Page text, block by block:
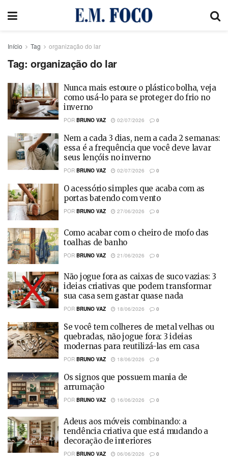
Início Tag organização do lar
Tag: organização do lar
Nunca mais estoure o plástico bolha, veja
como usá-lo para se proteger do frio no
inverno
POR BRUNO VAZ 02/07/2026 0
Nem a cada 3 dias, nem a cada 2 semanas:
essa é a frequência que você deve lavar
seus lençóis no inverno
POR BRUNO VAZ 02/07/2026 0
O acessório simples que acaba com as
portas batendo com vento
POR BRUNO VAZ 27/06/2026 0
Como acabar com o cheiro de mofo das
toalhas de banho
POR BRUNO VAZ 21/06/2026 0
Não jogue fora as caixas de suco vazias: 3
ideias criativas que podem transformar
sua casa sem gastar quase nada
POR BRUNO VAZ 18/06/2026 0
Se você tem colheres de metal velhas ou
quebradas, não jogue fora: 3 ideias
modernas para reutilizá-las em casa
POR BRUNO VAZ 18/06/2026 0
Os signos que possuem mania de
arrumação
POR BRUNO VAZ 16/06/2026 0
Adeus aos móveis combinando: a
tendência criativa que está mudando a
decoração de interiores
POR BRUNO VAZ 06/06/2026 0